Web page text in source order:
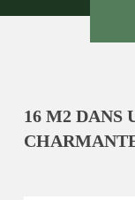
16 M2 DANS